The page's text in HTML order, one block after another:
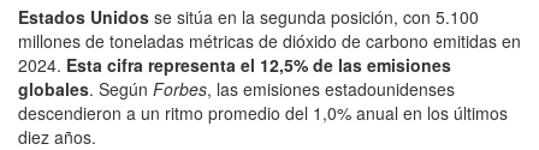
Estados Unidos se sitúa en la segunda posición, con 5.100
millones de toneladas métricas de dióxido de carbono emitidas en
2024. Esta cifra representa el 12,5% de las emisiones
globales. Según Forbes, las emisiones estadounidenses
descendieron a un ritmo promedio del 1,0% anual en los últimos
diez años.